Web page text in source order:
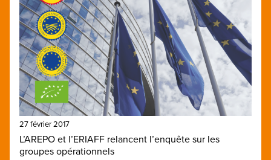
27 février 2017
L’AREPO et l’ERIAFF relancent l’enquête sur les
groupes opérationnels